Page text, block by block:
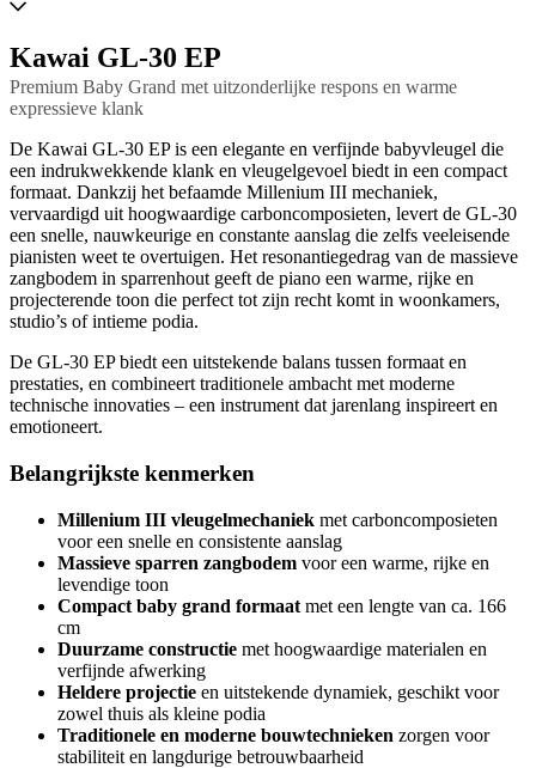
Kawai GL-30 EP
Premium Baby Grand met uitzonderlijke respons en warme
expressieve klank
De Kawai GL-30 EP is een elegante en verfijnde babyvleugel die
een indrukwekkende klank en vleugelgevoel biedt in een compact
formaat. Dankzij het befaamde Millenium III mechaniek,
vervaardigd uit hoogwaardige carboncomposieten, levert de GL-30
een snelle, nauwkeurige en constante aanslag die zelfs veeleisende
pianisten weet te overtuigen. Het resonantiegedrag van de massieve
zangbodem in sparrenhout geeft de piano een warme, rijke en
projecterende toon die perfect tot zijn recht komt in woonkamers,
studio’s of intieme podia.
De GL-30 EP biedt een uitstekende balans tussen formaat en
prestaties, en combineert traditionele ambacht met moderne
technische innovaties – een instrument dat jarenlang inspireert en
emotioneert.
Belangrijkste kenmerken
Millenium III vleugelmechaniek met carboncomposieten
voor een snelle en consistente aanslag
Massieve sparren zangbodem voor een warme, rijke en
levendige toon
Compact baby grand formaat met een lengte van ca. 166
cm
Duurzame constructie met hoogwaardige materialen en
verfijnde afwerking
Heldere projectie en uitstekende dynamiek, geschikt voor
zowel thuis als kleine podia
Traditionele en moderne bouwtechnieken zorgen voor
stabiliteit en langdurige betrouwbaarheid